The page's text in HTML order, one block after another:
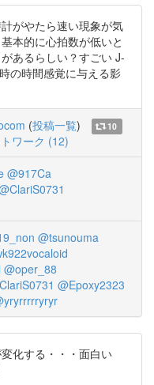
がやたら速い現象が気
本的に心拍数が低いと
あるらしい？すごい J-
の時間感覚に与える影
(投稿一覧)
10
ワーク (12)
@917Ca
@tsunouma
@oper_88
@Epoxy2323
化する・・・面白い